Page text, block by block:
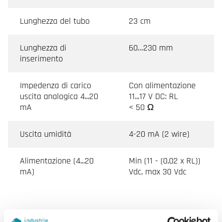
Lunghezza del tubo 23 cm
Lunghezza di
inserimento
60…230 mm
Impedenza di carico
uscita analogica 4...20
mA
Con alimentazione
11...17 V DC: RL
< 50 Ω
Uscita umidità 4-20 mA (2 wire)
Alimentazione (4...20
mA)
Min (11 - (0,02 x RL))
Vdc, max 30 Vdc